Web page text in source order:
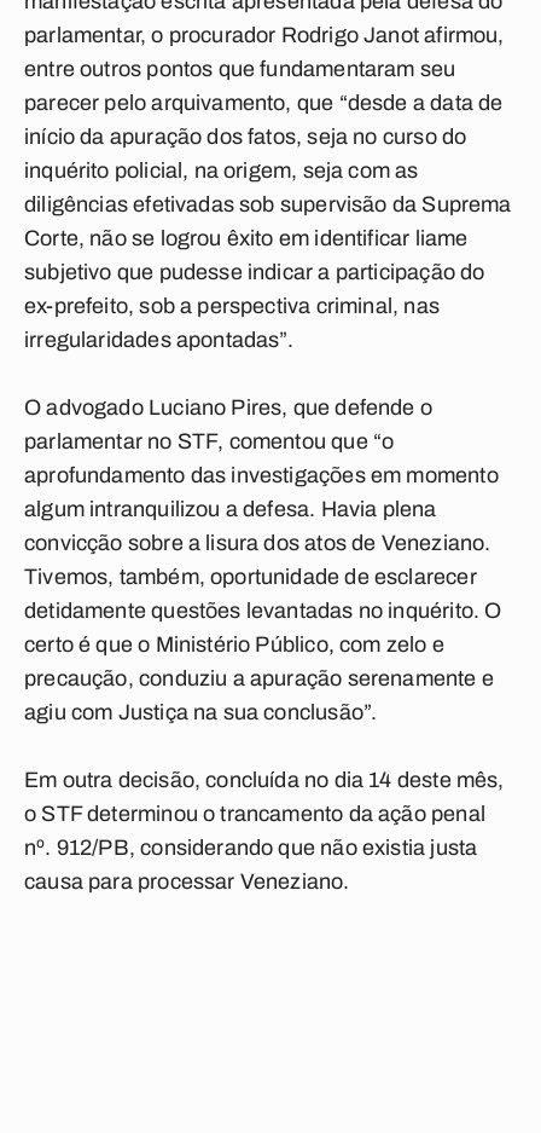
parlamentar, o procurador Rodrigo Janot afirmou,
entre outros pontos que fundamentaram seu
parecer pelo arquivamento, que “desde a data de
início da apuração dos fatos, seja no curso do
inquérito policial, na origem, seja com as
diligências efetivadas sob supervisão da Suprema
Corte, não se logrou êxito em identificar liame
subjetivo que pudesse indicar a participação do
ex-prefeito, sob a perspectiva criminal, nas
irregularidades apontadas”.
O advogado Luciano Pires, que defende o
parlamentar no STF, comentou que “o
aprofundamento das investigações em momento
algum intranquilizou a defesa. Havia plena
convicção sobre a lisura dos atos de Veneziano.
Tivemos, também, oportunidade de esclarecer
detidamente questões levantadas no inquérito. O
certo é que o Ministério Público, com zelo e
precaução, conduziu a apuração serenamente e
agiu com Justiça na sua conclusão”.
Em outra decisão, concluída no dia 14 deste mês,
o STF determinou o trancamento da ação penal
nº. 912/PB, considerando que não existia justa
causa para processar Veneziano.